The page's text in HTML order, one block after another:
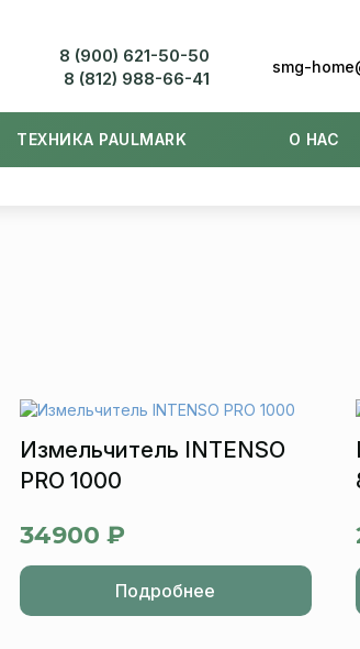
8 (900) 621-50-50
8 (812) 988-66-41
smg-
ТЕХНИКА PAULMARK О НАС
Измельчитель INTENSO
PRO 1000
34900 ₽
Подробнее